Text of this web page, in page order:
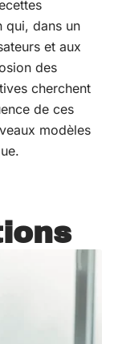
qui, dans un
et aux
des
cherchent
de ces
modèles